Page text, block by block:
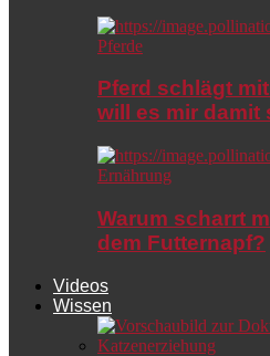
Pferde
Pferd schlägt
will es mir damit
Ernährung
Warum scharrt
dem Futternapf?
Videos
Wissen